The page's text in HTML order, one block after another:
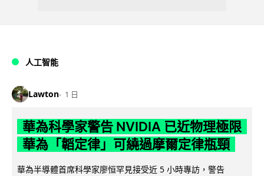
人工智能
Lawton 1 日
華為科學家警告 NVIDIA 已近物理極限
華為「韜定律」可繞過摩爾定律瓶頸
華為半導體首席科學家廖恒罕見接受近 5 小時專訪，警告